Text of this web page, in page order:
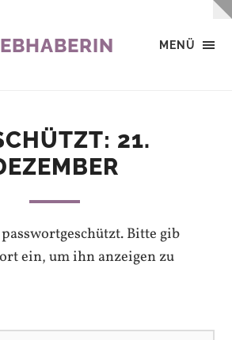
MENÜ
21.
Bitte gib
ein, um ihn anzeigen zu